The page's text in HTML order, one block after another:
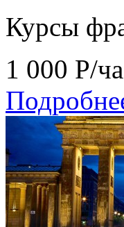
Курсы
1 000 Р/